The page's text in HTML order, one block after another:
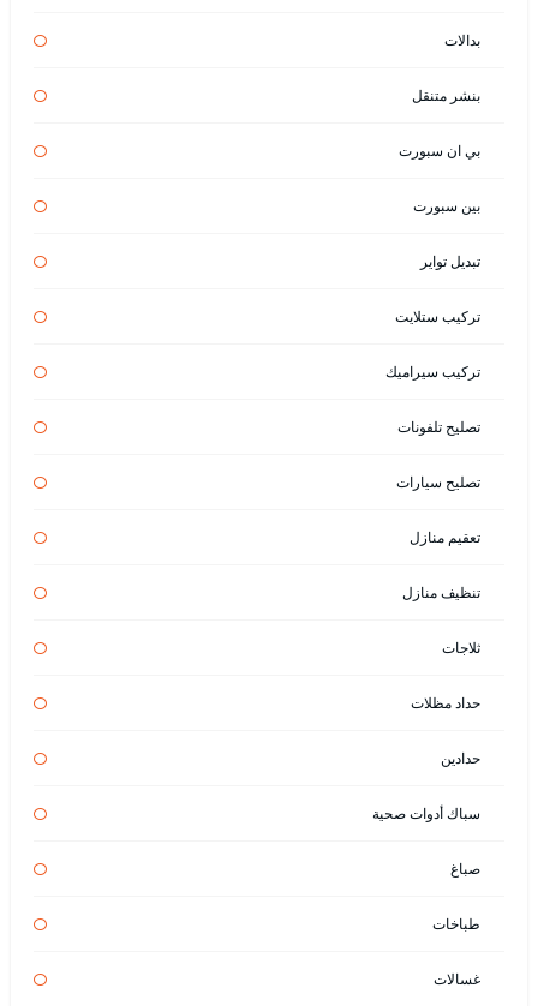
بدالات
بنشر متنقل
بي ان سبورت
بين سبورت
تبديل تواير
تركيب ستلايت
تركيب سيراميك
تصليح تلفونات
تصليح سيارات
تعقيم منازل
تنظيف منازل
ثلاجات
حداد مظلات
حدادين
سباك أدوات صحية
صباغ
طباخات
غسالات